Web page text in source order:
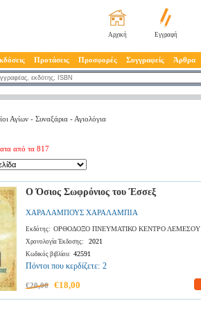
Αρχική Εγγραφή
Προτάσεις Προσφορές Συγγραφείς Άρθρα
Αγίων - Συναξάρια - Αγιολόγια
από τα 817
Ο Όσιος Σωφρόνιος του Έσσεξ
ΧΑΡΑΛΑΜΠΟΥΣ ΧΑΡΑΛΑΜΠΙΑ
Εκδότης: ΟΡΘΟΔΟΞΟ ΠΝΕΥΜΑΤΙΚΟ ΚΕΝΤΡΟ ΛΕΜΕΣΟΥ
Χρονολογία Έκδοσης: 2021
Κωδικός βιβλίου: 42591
Πόντοι που κερδίζετε: 2
€20,00 €18,00